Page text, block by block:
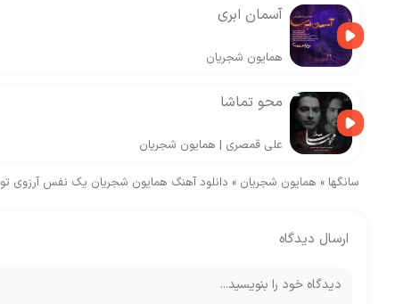
آسمان ابری
همایون شجریان
محو تماشا
علی قمصری | همایون شجریان
سانگها » همایون شجریان » دانلود آهنگ همایون شجریان یک نفس آرزوی تو
ارسال دیدگاه